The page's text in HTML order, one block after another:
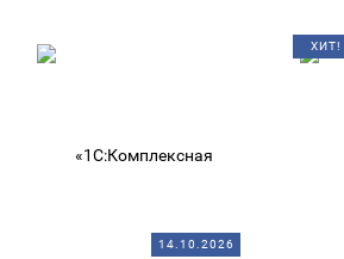
14.10.2026
ХИТ!